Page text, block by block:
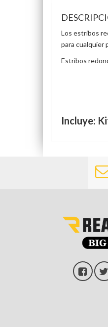
Los estribos
para cualquier
Estribos
Incluye: